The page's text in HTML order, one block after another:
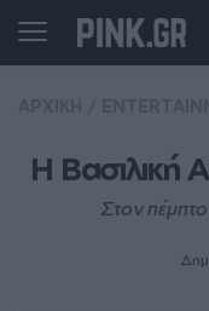
Η Βασιλική
Στον